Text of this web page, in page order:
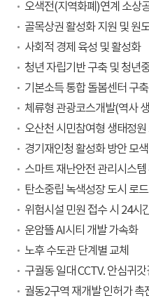
오색전(지역화폐)연계 소상
골목상권 활성화 지원 및 원
사회적 경제 육성 및 활성화
청년 자립기반 구축 및 청년
기본소득 통합 돌봄센터 구축
체류형 관광코스개발(역사
오산천 시민참여형 생태정원
경기재인청 활성화 방안 모색
스마트 재난안전 관리시스템
탄소중립 녹색성장 도시 로
위험시설 민원 접수 시 24시
운암뜰 AI시티 개발 가속화
노후 수도관 단계별 교체
구궐동 일대 CCTV. 안심귀갓
궐동2구역 재개발 인허가 촉